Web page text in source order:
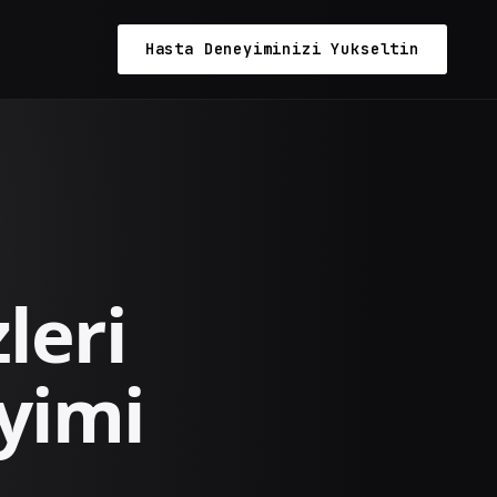
Hasta Deneyiminizi Yukseltin